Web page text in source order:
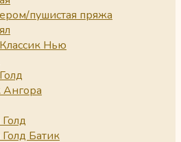
пушистая пряжа
Нью
Ангора
Батик